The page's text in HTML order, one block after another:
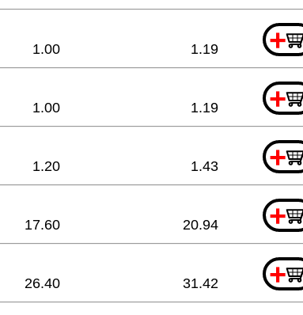
+
1.00 1.19
+
1.00 1.19
+
1.20 1.43
+
17.60 20.94
+
26.40 31.42